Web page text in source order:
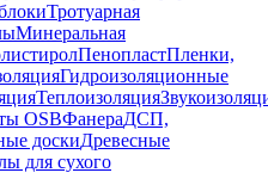
Тротуарная
Минеральная
ПенопластПленки,
Гидроизоляционные
Теплоизоляция
OSBФанераДСП,
доскиДревесные
для сухого